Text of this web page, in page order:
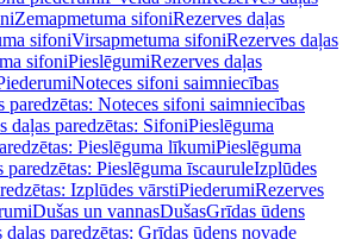
Zemapmetuma sifoniRezerves daļas
sifoniVirsapmetuma sifoniRezerves daļas
sifoniPieslēgumiRezerves daļas
Noteces sifoni saimniecības
paredzētas: Noteces sifoni saimniecības
daļas paredzētas: SifoniPieslēguma
Pieslēguma līkumiPieslēguma
paredzētas: Pieslēguma īscauruleIzplūdes
Izplūdes vārstiPiederumiRezerves
Dušas un vannasDušasGrīdas ūdens
daļas paredzētas: Grīdas ūdens novade